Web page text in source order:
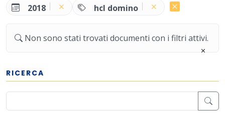
2018 hcl domino
Non sono stati trovati documenti con i filtri attivi.
RICERCA